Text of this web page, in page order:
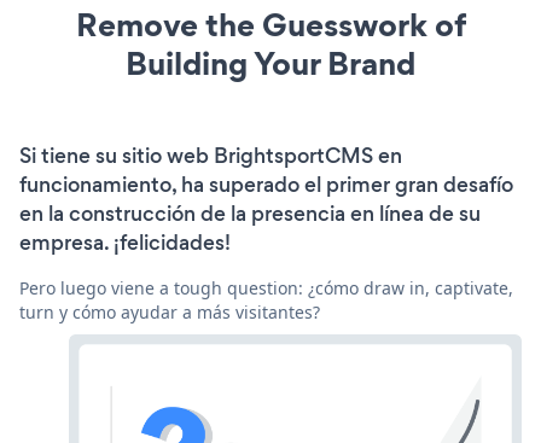
Remove the Guesswork of
Building Your Brand
Si tiene su sitio web BrightsportCMS en
funcionamiento, ha superado el primer gran desafío
en la construcción de la presencia en línea de su
empresa. ¡felicidades!
Pero luego viene a tough question: ¿cómo draw in, captivate,
turn y cómo ayudar a más visitantes?